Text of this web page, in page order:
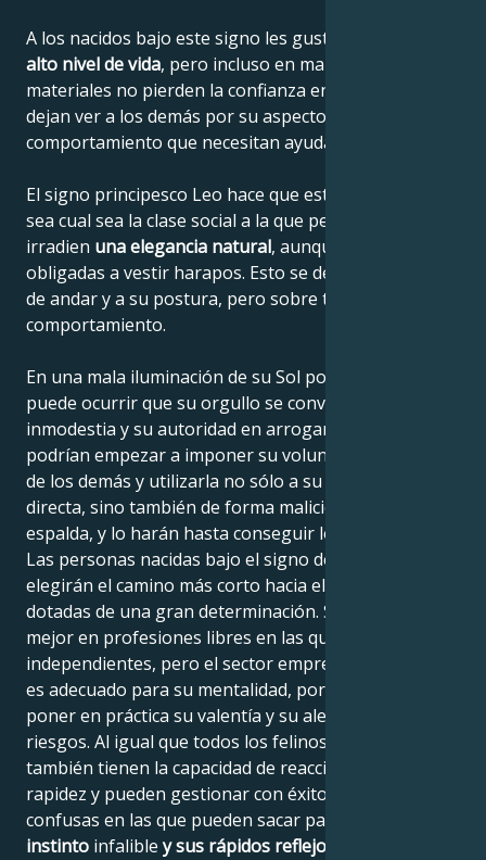
A los nacidos bajo este signo les gusta
alto nivel de vida, pero incluso en malas situaciones
materiales no pierden la confianza en sí mismos y no
dejan ver a los demás por su aspecto o
comportamiento que necesitan ayuda o simpatía.
El signo principesco Leo hace que estas personas,
sea cual sea la clase social a la que pertenezcan,
irradien una elegancia natural, aunque se vean
obligadas a vestir harapos. Esto se debe a su forma
de andar y a su postura, pero sobre todo a su noble
comportamiento.
En una mala iluminación de su Sol por otros planetas
puede ocurrir que su orgullo se convierta en
inmodestia y su autoridad en arrogancia. Entonces
podrían empezar a imponer su voluntad a expensas
de los demás y utilizarla no sólo a su manera "leo"
directa, sino también de forma maliciosa por la
espalda, y lo harán hasta conseguir lo que quieren.
Las personas nacidas bajo el signo de Leo siempre
elegirán el camino más corto hacia el destino y están
dotadas de una gran determinación. Se desenvuelven
mejor en profesiones libres en las que pueden ser
independientes, pero el sector empresarial también
es adecuado para su mentalidad, porque pueden
poner en práctica su valentía y su alegría por asumir
riesgos. Al igual que todos los felinos, los leones
también tienen la capacidad de reaccionar con
rapidez y pueden gestionar con éxito situaciones
confusas en las que pueden sacar partido de su
instinto infalibley sus rápidos reflejos